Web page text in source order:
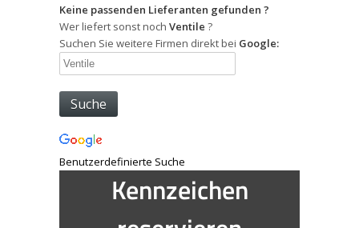
Keine passenden Lieferanten gefunden ?
Wer liefert sonst noch Ventile ?
Suchen Sie weitere Firmen direkt bei Google:
Benutzerdefinierte Suche